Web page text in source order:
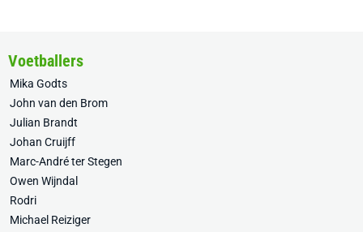
Voetballers
Mika Godts
John van den Brom
Julian Brandt
Johan Cruijff
Marc-André ter Stegen
Owen Wijndal
Rodri
Michael Reiziger